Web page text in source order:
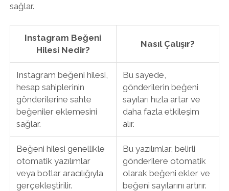
sağlar.
Instagram Beğeni
Hilesi Nedir?
Nasıl Çalışır?
Instagram beğeni hilesi,
hesap sahiplerinin
gönderilerine sahte
beğeniler eklemesini
sağlar.
Bu sayede,
gönderilerin beğeni
sayıları hızla artar ve
daha fazla etkileşim
alır.
Beğeni hilesi genellikle
otomatik yazılımlar
veya botlar aracılığıyla
gerçekleştirilir.
Bu yazılımlar, belirli
gönderilere otomatik
olarak beğeni ekler ve
beğeni sayılarını artırır.